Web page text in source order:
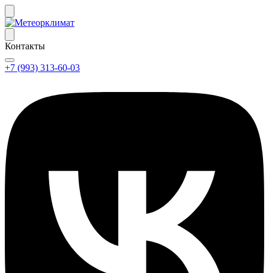
Контакты
+7 (993) 313-60-03